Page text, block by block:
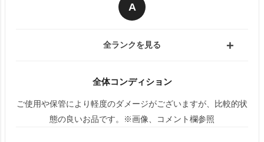
A
全ランクを見る
全体コンディション
ご使用や保管により軽度のダメージがございますが、比較的状
態の良いお品です。※画像、コメント欄参照